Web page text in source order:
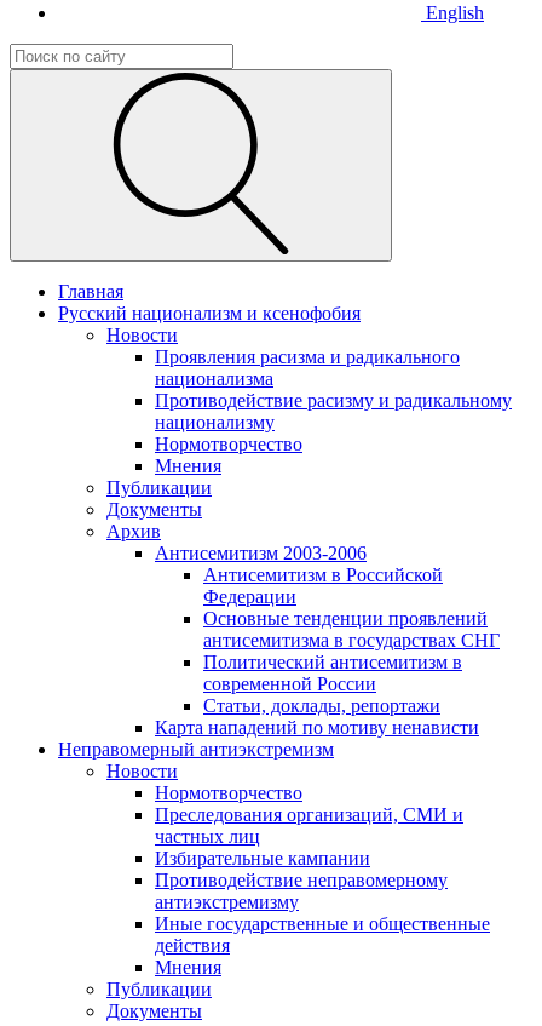
English
Главная
Русский национализм и ксенофобия
Новости
Проявления расизма и радикального
национализма
Противодействие расизму и радикальному
национализму
Нормотворчество
Мнения
Публикации
Документы
Архив
Антисемитизм 2003-2006
Антисемитизм в Российской
Федерации
Основные тенденции проявлений
антисемитизма в государствах СНГ
Политический антисемитизм в
современной России
Статьи, доклады, репортажи
Карта нападений по мотиву ненависти
Неправомерный антиэкстремизм
Новости
Нормотворчество
Преследования организаций, СМИ и
частных лиц
Избирательные кампании
Противодействие неправомерному
антиэкстремизму
Иные государственные и общественные
действия
Мнения
Публикации
Документы